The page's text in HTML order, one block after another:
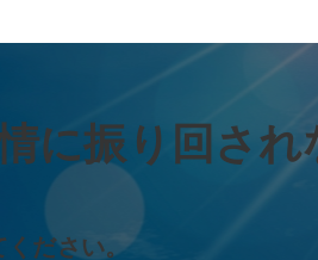
に振り回され
ください。